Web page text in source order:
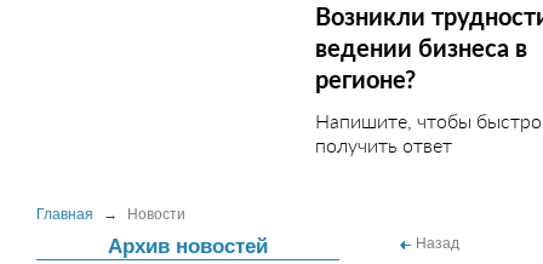
Возникли
ведении бизнеса в
регионе?
Напишите, чтобы быстро
получить ответ
Главная → Новости
Архив новостей Назад